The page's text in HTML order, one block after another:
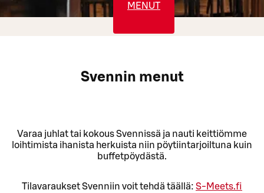
MENUT
Svennin menut
Varaa juhlat tai kokous Svennissä ja nauti keittiömme
loihtimista ihanista herkuista niin pöytiintarjoiltuna kuin
buffetpöydästä.
Tilavaraukset Svenniin voit tehdä täällä: S-Meets.fi